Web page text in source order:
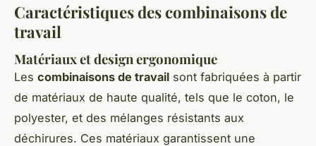
Caractéristiques des combinaisons de
travail
Matériaux et design ergonomique
Les combinaisons de travail sont fabriquées à partir
de matériaux de haute qualité, tels que le coton, le
polyester, et des mélanges résistants aux
déchirures. Ces matériaux garantissent une